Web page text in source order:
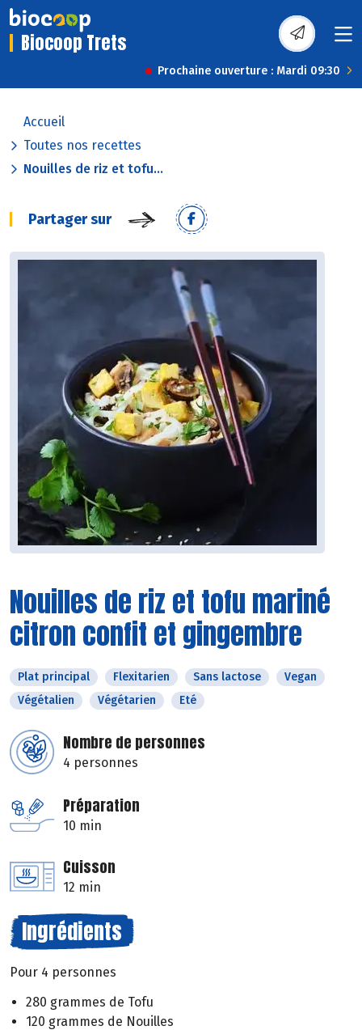
Biocoop Trets
Prochaine ouverture : Mardi 09:30
Accueil
Toutes nos recettes
Nouilles de riz et tofu...
Partager sur
Nouilles de riz et tofu mariné
citron confit et gingembre
Plat principal Flexitarien Sans lactose
Vegan
Végétalien
Végétarien Eté
Nombre de personnes
4 personnes
Préparation
10 min
Cuisson
12 min
Ingrédients
Pour 4 personnes
280 grammes de Tofu
120 grammes de Nouilles